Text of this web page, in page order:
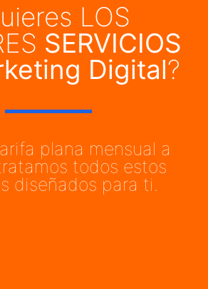
LOS
SERVICIOS
Digital?
plana mensual a
todos estos
diseñados para ti.